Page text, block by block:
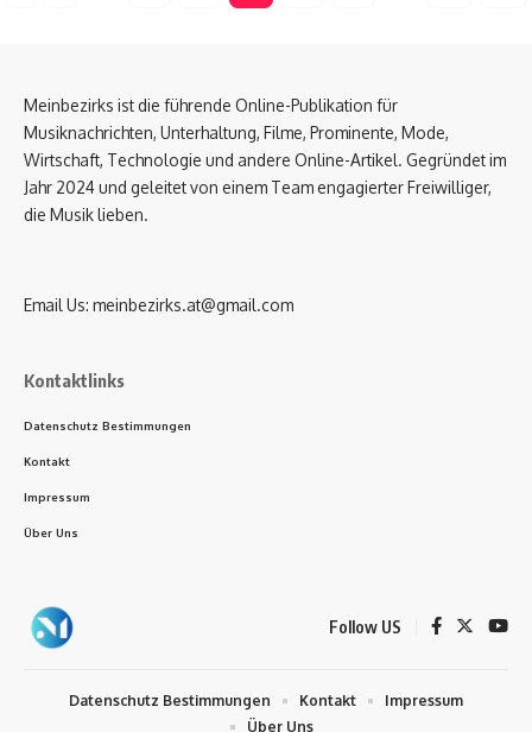
Meinbezirks ist die führende Online-Publikation für
Musiknachrichten, Unterhaltung, Filme, Prominente, Mode,
Wirtschaft, Technologie und andere Online-Artikel. Gegründet im
Jahr 2024 und geleitet von einem Team engagierter Freiwilliger,
die Musik lieben.
Email Us: meinbezirks.at@gmail.com
Kontaktlinks
Datenschutz Bestimmungen
Kontakt
Impressum
Über Uns
Follow US
Datenschutz Bestimmungen Kontakt
Impressum
Über Uns